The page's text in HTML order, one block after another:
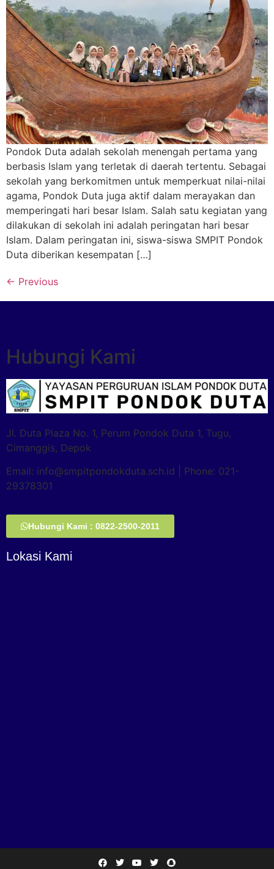
Pondok Duta adalah sekolah menengah pertama yang
berbasis Islam yang terletak di daerah tertentu. Sebagai
sekolah yang berkomitmen untuk memperkuat nilai-nilai
agama, Pondok Duta juga aktif dalam merayakan dan
memperingati hari besar Islam. Salah satu kegiatan yang
dilakukan di sekolah ini adalah peringatan hari besar
Islam. Dalam peringatan ini, siswa-siswa SMPIT Pondok
Duta diberikan kesempatan […]
← Previous
Hubungi Kami
Jl. Duta Plaza No. 1, Perum Pondok Duta 1, Tugu,
Cimanggis, Depok
Email: info@smpitpondokduta.sch.id | Phone: 021-
29378301
Hubungi Kami : 0822-2500-2011
Lokasi Kami